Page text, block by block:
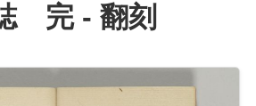
完 - 翻刻